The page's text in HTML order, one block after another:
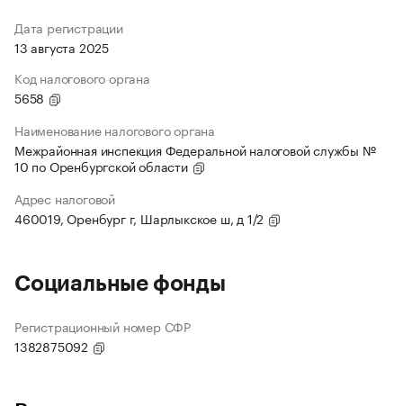
Дата регистрации
13 августа 2025
Код налогового органа
5658
Наименование налогового органа
Межрайонная инспекция Федеральной налоговой службы №
10 по Оренбургской области
Адрес налоговой
460019, Оренбург г, Шарлыкское ш, д 1/2
Социальные фонды
Регистрационный номер СФР
1382875092